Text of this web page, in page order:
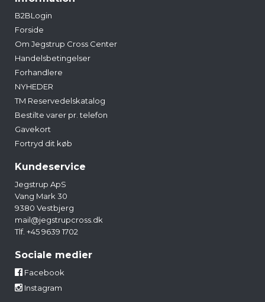
B2BLogin
Forside
Om Jegstrup Cross Center
Handelsbetingelser
Forhandlere
NYHEDER
TM Reservedelskatalog
Bestilte varer pr. telefon
Gavekort
Fortryd dit køb
Kundeservice
Jegstrup ApS
Vang Mark 30
9380 Vestbjerg
mail@jegstrupcross.dk
Tlf. +45 9639 1702
Sociale medier
Facebook
Instagram